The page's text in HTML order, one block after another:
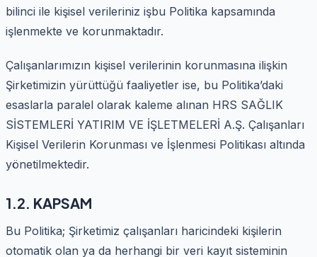
bilinci ile kişisel verileriniz işbu Politika kapsamında
işlenmekte ve korunmaktadır.
Çalışanlarımızın kişisel verilerinin korunmasına ilişkin
Şirketimizin yürüttüğü faaliyetler ise, bu Politika’daki
esaslarla paralel olarak kaleme alınan HRS SAĞLIK
SİSTEMLERİ YATIRIM VE İŞLETMELERİ A.Ş. Çalışanları
Kişisel Verilerin Korunması ve İşlenmesi Politikası altında
yönetilmektedir.
1.2. KAPSAM
Bu Politika; Şirketimiz çalışanları haricindeki kişilerin
otomatik olan ya da herhangi bir veri kayıt sisteminin